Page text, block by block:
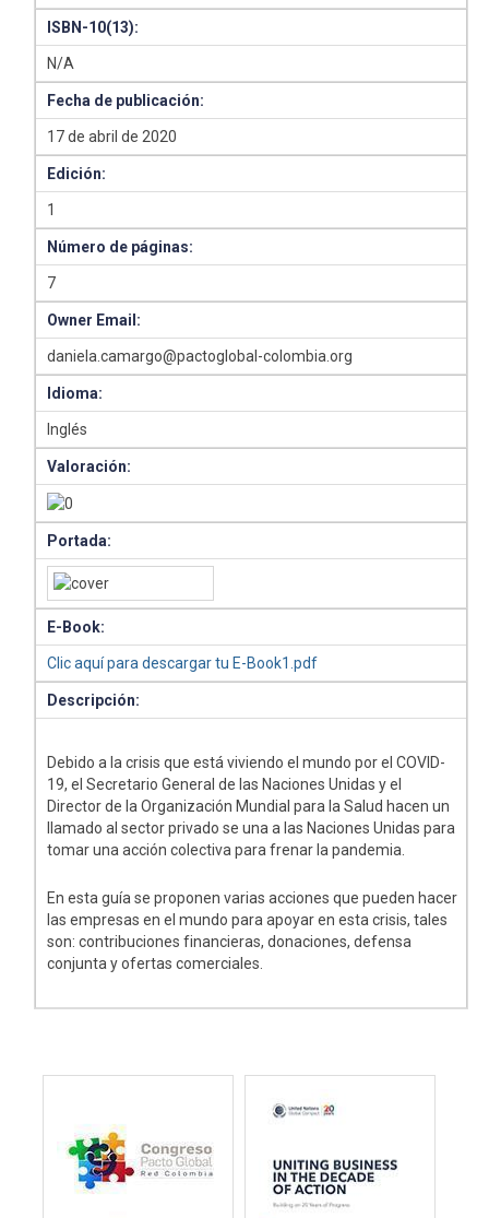
ISBN-10(13):
N/A
Fecha de publicación:
17 de abril de 2020
Edición:
1
Número de páginas:
7
Owner Email:
daniela.camargo@pactoglobal-colombia.org
Idioma:
Inglés
Valoración:
Portada:
E-Book:
Clic aquí para descargar tu E-Book1.pdf
Descripción:
Debido a la crisis que está viviendo el mundo por el COVID-
19, el Secretario General de las Naciones Unidas y el
Director de la Organización Mundial para la Salud hacen un
llamado al sector privado se una a las Naciones Unidas para
tomar una acción colectiva para frenar la pandemia.
En esta guía se proponen varias acciones que pueden hacer
las empresas en el mundo para apoyar en esta crisis, tales
son: contribuciones financieras, donaciones, defensa
conjunta y ofertas comerciales.